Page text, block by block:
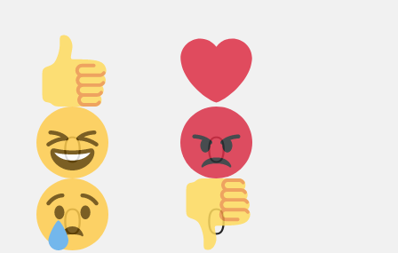
Палец
вверх!
0
Лайк!
0
Дикий
смех!
0
Агрессия!
0
Грусть :(
Палец
вниз!